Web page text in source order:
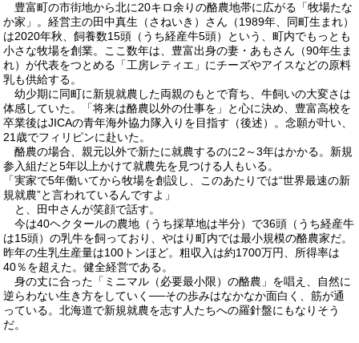
豊富町の市街地から北に20キロ余りの酪農地帯に広がる「牧場たな
か家」。経営主の田中真生（さねいき）さん（1989年、同町生まれ）
は2020年秋、飼養数15頭（うち経産牛5頭）という、町内でもっとも
小さな牧場を創業。ここ数年は、豊富出身の妻・あもさん（90年生ま
れ）が代表をつとめる「工房レティエ」にチーズやアイスなどの原料
乳も供給する。
幼少期に同町に新規就農した両親のもとで育ち、牛飼いの大変さは
体感していた。「将来は酪農以外の仕事を」と心に決め、豊富高校を
卒業後はJICAの青年海外協力隊入りを目指す（後述）。念願が叶い、
21歳でフィリピンに赴いた。
酪農の場合、親元以外で新たに就農するのに2～3年はかかる。新規
参入組だと5年以上かけて就農先を見つける人もいる。
「実家で5年働いてから牧場を創設し、このあたりでは“世界最速の新
規就農”と言われているんですよ」
と、田中さんが笑顔で話す。
今は40ヘクタールの農地（うち採草地は半分）で36頭（うち経産牛
は15頭）の乳牛を飼っており、やはり町内では最小規模の酪農家だ。
昨年の生乳生産量は100トンほど。粗収入は約1700万円、所得率は
40％を超えた。健全経営である。
身の丈に合った「ミニマル（必要最小限）の酪農」を唱え、自然に
逆らわない生き方をしていく──その歩みはなかなか面白く、筋が通
っている。北海道で新規就農を志す人たちへの羅針盤にもなりそう
だ。